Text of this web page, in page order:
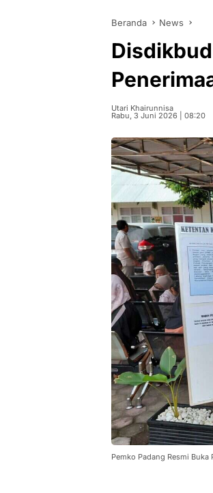
Beranda News
Utari Khairunnisa
Rabu, 3 Juni 2026 | 08:20
Pemko Padang Resmi